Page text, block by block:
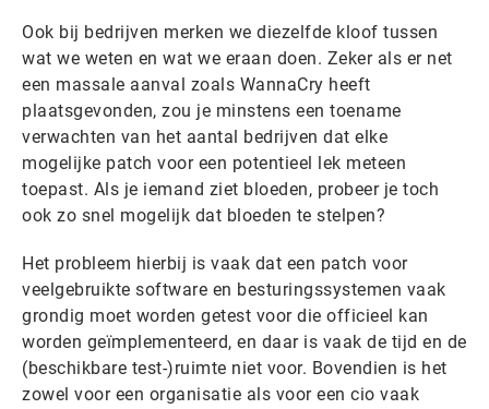
Ook bij bedrijven merken we diezelfde kloof tussen
wat we weten en wat we eraan doen. Zeker als er net
een massale aanval zoals WannaCry heeft
plaatsgevonden, zou je minstens een toename
verwachten van het aantal bedrijven dat elke
mogelijke patch voor een potentieel lek meteen
toepast. Als je iemand ziet bloeden, probeer je toch
ook zo snel mogelijk dat bloeden te stelpen?
Het probleem hierbij is vaak dat een patch voor
veelgebruikte software en besturingssystemen vaak
grondig moet worden getest voor die officieel kan
worden geïmplementeerd, en daar is vaak de tijd en de
(beschikbare test-)ruimte niet voor. Bovendien is het
zowel voor een organisatie als voor een cio vaak